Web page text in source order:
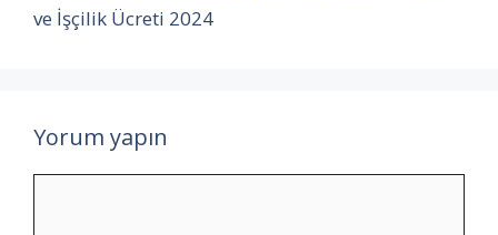
ve İşçilik Ücreti 2024
Yorum yapın